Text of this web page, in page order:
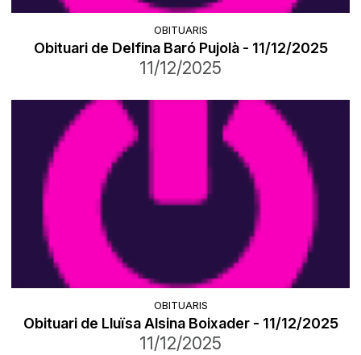
OBITUARIS
Obituari de Delfina Baró Pujolà - 11/12/2025
11/12/2025
OBITUARIS
Obituari de Lluïsa Alsina Boixader - 11/12/2025
11/12/2025